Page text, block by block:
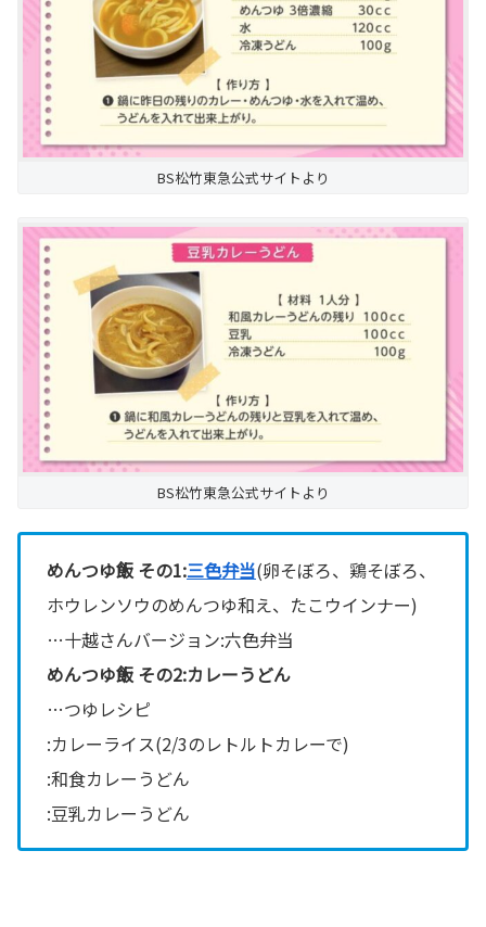
BS松竹東急公式サイトより
BS松竹東急公式サイトより
めんつゆ飯 その1:三色弁当(卵そぼろ、鶏そぼろ、
ホウレンソウのめんつゆ和え、たこウインナー)
…十越さんバージョン:六色弁当
めんつゆ飯 その2:カレーうどん
…つゆレシピ
:カレーライス(2/3のレトルトカレーで)
:和食カレーうどん
:豆乳カレーうどん